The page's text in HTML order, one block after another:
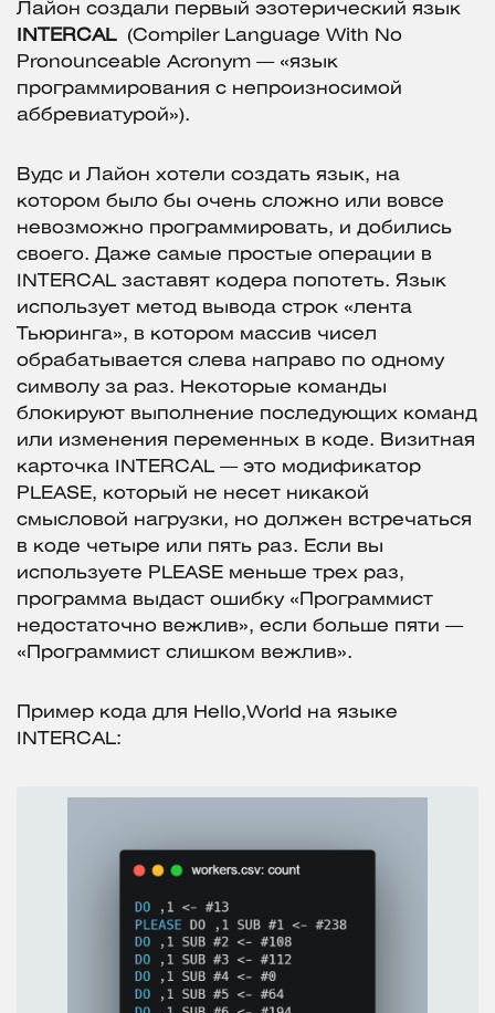
Лайон создали первый эзотерический язык
INTERCAL
(Compiler Language With No
Pronounceable Acronym — «язык
программирования с непроизносимой
аббревиатурой»).
Вудс и Лайон хотели создать язык, на
котором было бы очень сложно или вовсе
невозможно программировать, и добились
своего. Даже самые простые операции в
INTERCAL заставят кодера попотеть. Язык
использует метод вывода строк «лента
Тьюринга», в котором массив чисел
обрабатывается слева направо по одному
символу за раз. Некоторые команды
блокируют выполнение последующих команд
или изменения переменных в коде. Визитная
карточка INTERCAL — это модификатор
PLEASE, который не несет никакой
смысловой нагрузки, но должен встречаться
в коде четыре или пять раз. Если вы
используете PLEASE меньше трех раз,
программа выдаст ошибку «Программист
недостаточно вежлив», если больше пяти —
«Программист слишком вежлив».
Пример кода для Hello,World на языке
INTERCAL: